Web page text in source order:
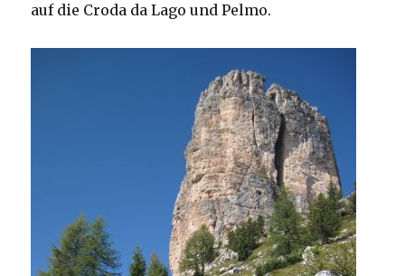
auf die Croda da Lago und Pelmo.